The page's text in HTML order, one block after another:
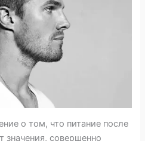
о том, что питание после
значения, совершенно